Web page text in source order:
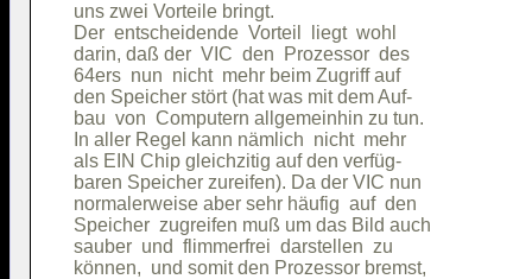
uns zwei Vorteile bringt.
Der  entscheidende  Vorteil  liegt  wohl
darin, daß der  VIC  den  Prozessor  des
64ers  nun  nicht  mehr beim Zugriff auf
den Speicher stört (hat was mit dem Auf-
bau  von  Computern allgemeinhin zu tun.
In aller Regel kann nämlich  nicht  mehr
als EIN Chip gleichzitig auf den verfüg-
baren Speicher zureifen). Da der VIC nun
normalerweise aber sehr häufig  auf  den
Speicher  zugreifen muß um das Bild auch
sauber  und  flimmerfrei  darstellen  zu
können,  und somit den Prozessor bremst,